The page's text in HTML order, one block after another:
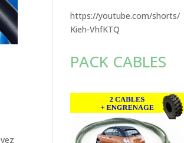
https://youtube.com/shorts/
Kieh-VhfKTQ
PACK CABLES